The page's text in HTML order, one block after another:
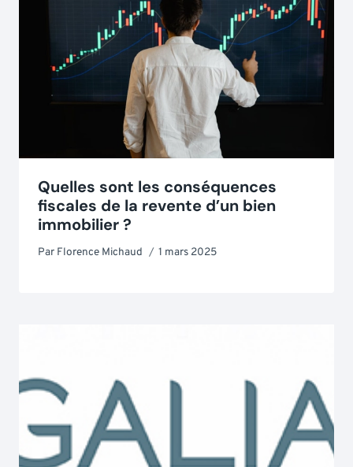
Quelles sont les conséquences
fiscales de la revente d’un bien
immobilier ?
Par Florence Michaud 1 mars 2025